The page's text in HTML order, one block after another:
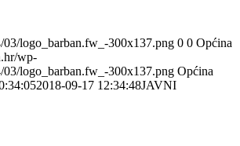
03/logo_barban.fw_-300x137.png 0 0 Općina
wp-
03/logo_barban.fw_-300x137.png Općina
2018-09-17 12:34:48JAVNI